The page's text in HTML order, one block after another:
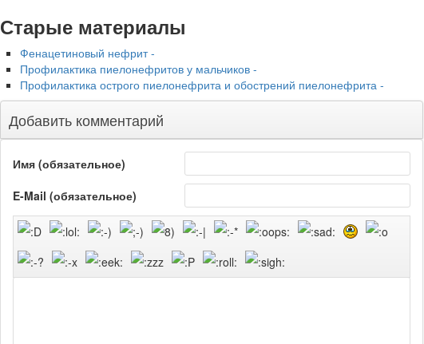
Старые материалы
Фенацетиновый нефрит -
Профилактика пиелонефритов у мальчиков -
Профилактика острого пиелонефрита и обострений пие­лонефрита -
Добавить комментарий
Имя (обязательное)
E-Mail (обязательное)